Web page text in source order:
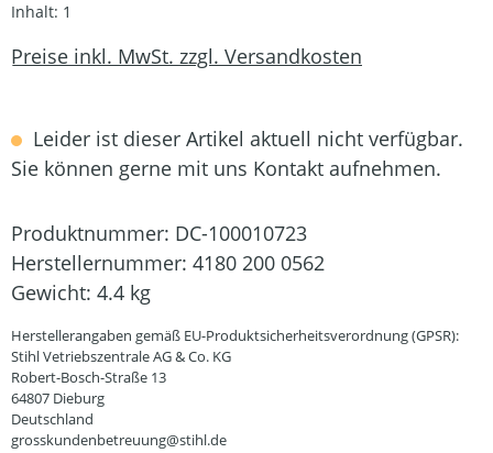
Inhalt: 1
Preise inkl. MwSt. zzgl. Versandkosten
Leider ist dieser Artikel aktuell nicht verfügbar.
Sie können gerne mit uns Kontakt aufnehmen.
Produktnummer: DC-100010723
Herstellernummer: 4180 200 0562
Gewicht: 4.4 kg
Herstellerangaben gemäß EU-Produktsicherheitsverordnung (GPSR):
Stihl Vetriebszentrale AG & Co. KG
Robert-Bosch-Straße 13
64807 Dieburg
Deutschland
grosskundenbetreuung@stihl.de